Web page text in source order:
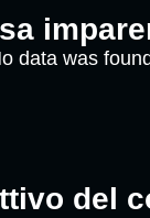
data was found
del